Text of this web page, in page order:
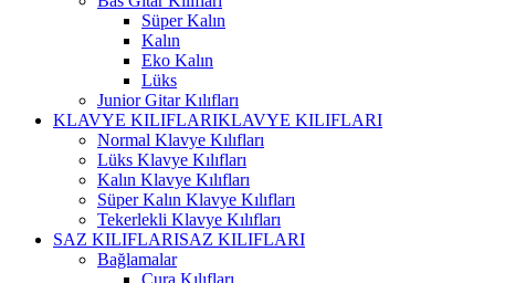
Süper Kalın
Kalın
Eko Kalın
Lüks
Junior Gitar Kılıfları
KLAVYE KILIFLARIKLAVYE KILIFLARI
Normal Klavye Kılıfları
Lüks Klavye Kılıfları
Kalın Klavye Kılıfları
Süper Kalın Klavye Kılıfları
Tekerlekli Klavye Kılıfları
SAZ KILIFLARISAZ KILIFLARI
Bağlamalar
Cura Kılıfları